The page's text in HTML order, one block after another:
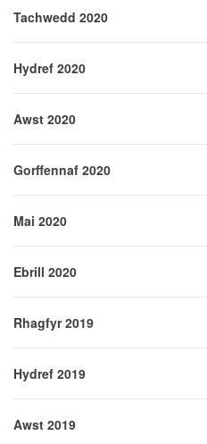
Tachwedd 2020
Hydref 2020
Awst 2020
Gorffennaf 2020
Mai 2020
Ebrill 2020
Rhagfyr 2019
Hydref 2019
Awst 2019